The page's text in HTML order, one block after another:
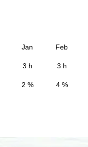
Jan Feb
3 h 3 h
2 % 4 %